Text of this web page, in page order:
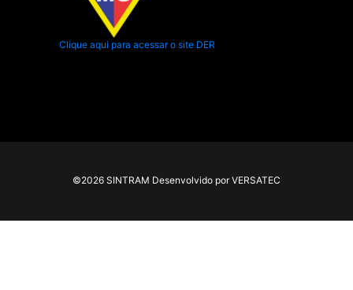
Clique aqui para acessar o site DER
©2026 SINTRAM Desenvolvido por VERSATEC